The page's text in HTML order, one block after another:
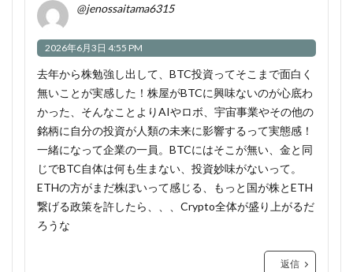
@jenossaitama6315
2026年6月3日 4:55 PM
去年から株勉強し出して、BTC投資ってそこまで面白く
無いことが実感した！株屋がBTCに興味ないのが心底わ
かった、そんなことよりAIやロボ、宇宙事業やその他の
銘柄に自分の投資が人類の未来に影響するって実態感！
一緒になって企業の一員。BTCにはそこが無い、金と同
じでBTC自体は何も生まない、投資妙味がないって。
ETHの方がまだ株ぽいって感じる、もっと国が株とETH
繋げる政策を許したら、、、Crypto全体が盛り上がるだ
ろうな
返信